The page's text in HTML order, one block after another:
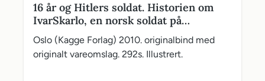
16 år og Hitlers soldat. Historien om
IvarSkarlo, en norsk soldat på
østfronten
Oslo (Kagge Forlag) 2010. originalbind med
originalt vareomslag. 292s. Illustrert.